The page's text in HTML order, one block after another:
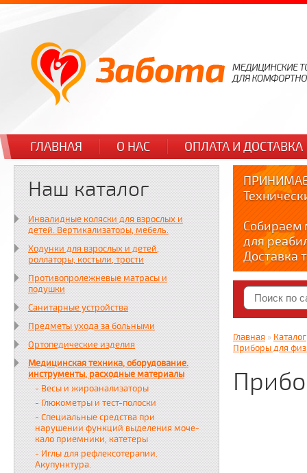
ГЛАВНАЯ О НАС ОПЛАТА И ДОСТАВКА
Наш каталог
Инвалидные коляски для взрослых и
детей. Вертикализаторы, мебель.
Ходунки для взрослых и детей,
роллаторы, костыли, трости
Противопролежневые матрасы и
подушки
Санитарные устройства
Предметы ухода за больными
Ортопедические изделия
Медицинская техника, оборудование.
инструменты, расходные материалы
- Весы и жироанализаторы
- Глюкометры и тест-полоски
- Специальные средства при
нарушении функций выделения моче-
кало приемники, катетеры
- Иглы для рефлексотерапии.
Акупунктура.
Собираем
для
Доставка
по тел.
Краткие
Яндекс.
zabota16.ru
Всегда на
Главная » Каталог
Приборы для